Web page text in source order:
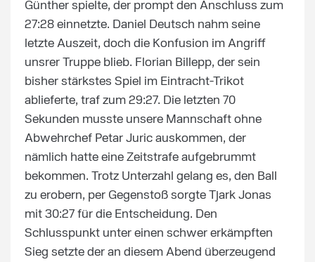
Günther spielte, der prompt den Anschluss zum
27:28 einnetzte. Daniel Deutsch nahm seine
letzte Auszeit, doch die Konfusion im Angriff
unsrer Truppe blieb. Florian Billepp, der sein
bisher stärkstes Spiel im Eintracht-Trikot
ablieferte, traf zum 29:27. Die letzten 70
Sekunden musste unsere Mannschaft ohne
Abwehrchef Petar Juric auskommen, der
nämlich hatte eine Zeitstrafe aufgebrummt
bekommen. Trotz Unterzahl gelang es, den Ball
zu erobern, per Gegenstoß sorgte Tjark Jonas
mit 30:27 für die Entscheidung. Den
Schlusspunkt unter einen schwer erkämpften
Sieg setzte der an diesem Abend überzeugend